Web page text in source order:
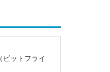
ビットフライ